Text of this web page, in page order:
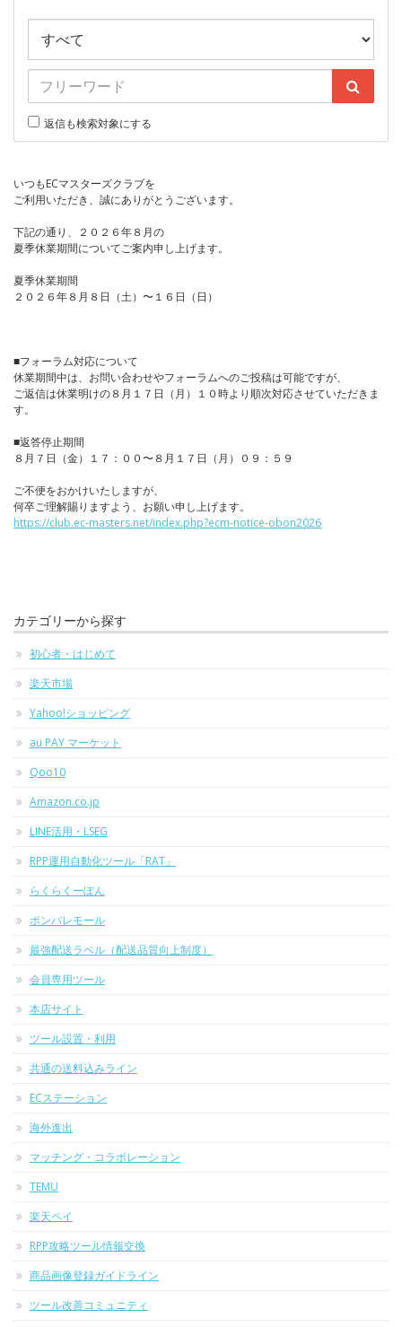
返信も検索対象にする
いつもECマスターズクラブを
ご利用いただき、誠にありがとうございます。
下記の通り、２０２６年８月の
夏季休業期間についてご案内申し上げます。
夏季休業期間
２０２６年８月８日（土）〜１６日（日）
■フォーラム対応について
休業期間中は、お問い合わせやフォーラムへのご投稿は可能ですが、
ご返信は休業明けの８月１７日（月）１０時より順次対応させていただきま
す。
■返答停止期間
８月７日（金）１７：００〜８月１７日（月）０９：５９
ご不便をおかけいたしますが、
何卒ご理解賜りますよう、お願い申し上げます。
https://club.ec-masters.net/index.php?ecm-notice-obon2026
カテゴリーから探す
初心者・はじめて
楽天市場
Yahoo!ショッピング
au PAY マーケット
Qoo10
Amazon.co.jp
LINE活用・LSEG
RPP運用自動化ツール「RAT」
らくらくーぽん
ポンパレモール
最強配送ラベル（配送品質向上制度）
会員専用ツール
本店サイト
ツール設置・利用
共通の送料込みライン
ECステーション
海外進出
マッチング・コラボレーション
TEMU
楽天ペイ
RPP攻略ツール情報交換
商品画像登録ガイドライン
ツール改善コミュニティ